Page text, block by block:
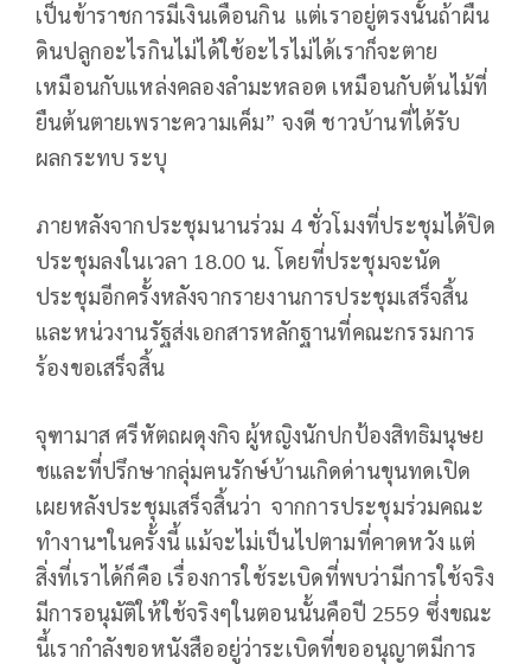
เป็นข้าราชการมีเงินเดือนกิน แต่เราอยู่ตรงนั้นถ้าผืน
ดินปลูกอะไรกินไม่ได้ใช้อะไรไม่ได้เราก็จะตาย
เหมือนกับแหล่งคลองลำมะหลอด เหมือนกับต้นไม้ที่
ยืนต้นตายเพราะความเค็ม” จงดี ชาวบ้านที่ได้รับ
ผลกระทบ ระบุ
ภายหลังจากประชุมนานร่วม 4 ชั่วโมงที่ประชุมได้ปิด
ประชุมลงในเวลา 18.00 น. โดยที่ประชุมจะนัด
ประชุมอีกครั้งหลังจากรายงานการประชุมเสร็จสิ้น
และหน่วงานรัฐส่งเอกสารหลักฐานที่คณะกรรมการ
ร้องขอเสร็จสิ้น
จุฑามาส ศรีหัตถผดุงกิจ ผู้หญิงนักปกป้องสิทธิมนุษย
ชและที่ปรึกษากลุ่มฅนรักษ์บ้านเกิดด่านขุนทดเปิด
เผยหลังประชุมเสร็จสิ้นว่า จากการประชุมร่วมคณะ
ทำงานฯในครั้งนี้ แม้จะไม่เป็นไปตามที่คาดหวัง แต่
สิ่งที่เราได้ก็คือ เรื่องการใช้ระเบิดที่พบว่ามีการใช้จริง
มีการอนุมัติให้ใช้จริงๆในตอนนั้นคือปี 2559 ซึ่งขณะ
นี้เรากำลังขอหนังสืออยู่ว่าระเบิดที่ขออนุญาตมีการ